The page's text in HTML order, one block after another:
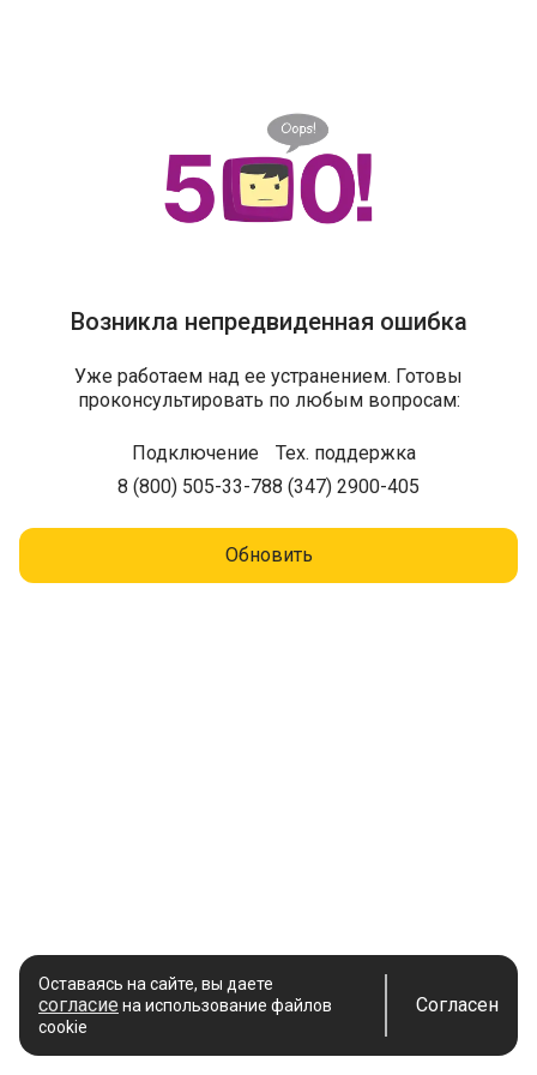
Возникла непредвиденная ошибка
Уже работаем над ее устранением. Готовы
проконсультировать по любым вопросам:
Подключение
8 (800) 505-33-78
Тех. поддержка
8 (347) 2900-405
Обновить
Оставаясь на сайте, вы даете
согласие на использование файлов
cookie
Согласен